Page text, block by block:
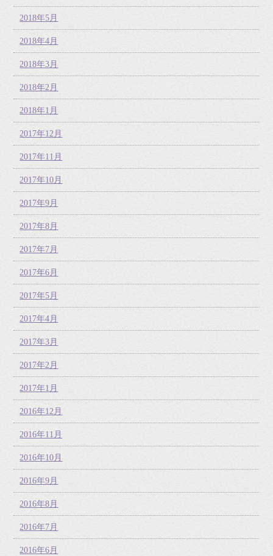
2018年5月
2018年4月
2018年3月
2018年2月
2018年1月
2017年12月
2017年11月
2017年10月
2017年9月
2017年8月
2017年7月
2017年6月
2017年5月
2017年4月
2017年3月
2017年2月
2017年1月
2016年12月
2016年11月
2016年10月
2016年9月
2016年8月
2016年7月
2016年6月